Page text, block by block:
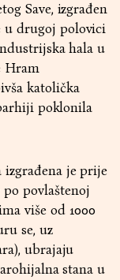
Save, izgrađen
u drugoj polovici
hala u
Hram
katolička
poklonila
izgrađena je prije
povlaštenoj
više od 1000
se, uz
ubrajaju
stana u